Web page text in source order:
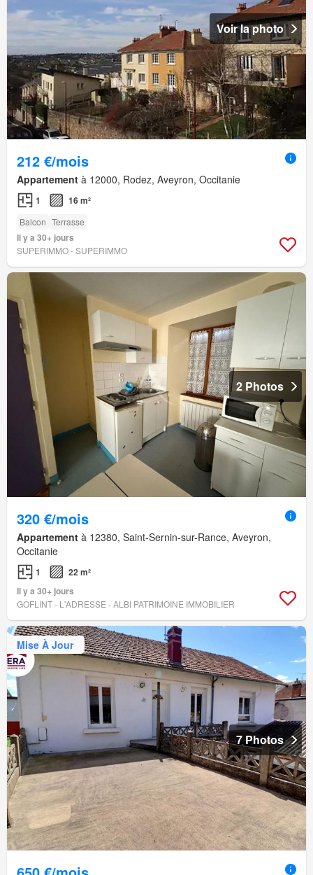
Voir la photo
212 €/mois
Appartement à 12000, Rodez, Aveyron, Occitanie
1 16 m²
Balcon Terrasse
Il y a 30+ jours
SUPERIMMO - SUPERIMMO
2 Photos
320 €/mois
Appartement à 12380, Saint-Sernin-sur-Rance, Aveyron,
Occitanie
1
22 m²
Il y a 30+ jours
GOFLINT - L'ADRESSE - ALBI PATRIMOINE IMMOBILIER
Mise À Jour
7 Photos